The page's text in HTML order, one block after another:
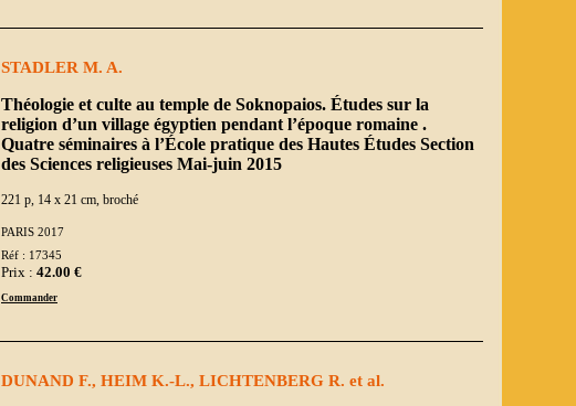
STADLER M. A.
Théologie et culte au temple de Soknopaios. Études sur la
religion d’un village égyptien pendant l’époque romaine .
Quatre séminaires à l’École pratique des Hautes Études Section
des Sciences religieuses Mai-juin 2015
221 p, 14 x 21 cm, broché
PARIS 2017
Réf : 17345
Prix : 42.00 €
Commander
DUNAND F., HEIM K.-L., LICHTENBERG R. et al.